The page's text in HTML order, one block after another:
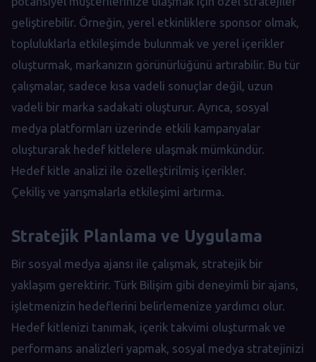
geliştirebilir. Örneğin, yerel etkinliklere sponsor olmak,
topluluklarla etkileşimde bulunmak ve yerel içerikler
oluşturmak, markanızın görünürlüğünü artırabilir. Bu tür
çalışmalar, sadece kısa vadeli sonuçlar değil, uzun
vadeli bir marka sadakati oluşturur. Ayrıca, sosyal
medya platformları üzerinde etkili kampanyalar
oluşturarak hedef kitlelere ulaşmak mümkündür.
Hedef kitle analizi ile özelleştirilmiş içerikler.
Çekiliş ve yarışmalarla etkileşimi artırma.
Stratejik Planlama ve Uygulama
Bir sosyal medya ajansı ile çalışmak, stratejik bir
yaklaşım gerektirir. Türk Bilişim gibi deneyimli bir ajans,
işletmenizin hedeflerini belirlemenize yardımcı olur.
Hedef kitlenizi tanımak, içerik takvimi oluşturmak ve
performans analizleri yapmak, sosyal medya stratejinizi